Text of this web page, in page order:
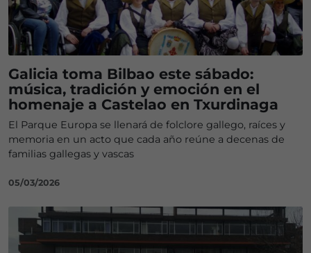
Galicia toma Bilbao este sábado:
música, tradición y emoción en el
homenaje a Castelao en Txurdinaga
El Parque Europa se llenará de folclore gallego, raíces y
memoria en un acto que cada año reúne a decenas de
familias gallegas y vascas
05/03/2026